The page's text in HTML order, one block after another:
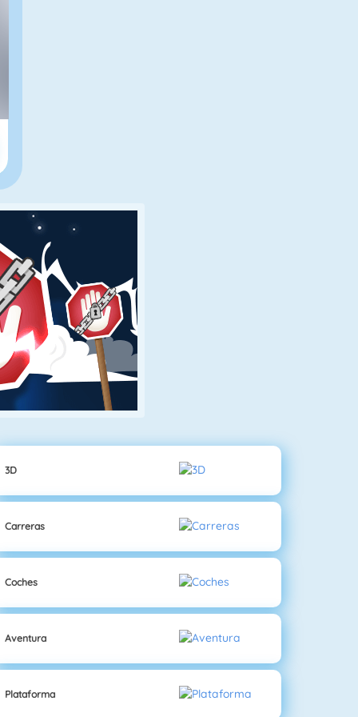
3D
Carreras
Coches
Aventura
Plataforma